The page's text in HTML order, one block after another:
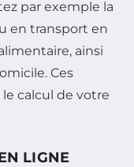
par exemple la
en transport en
ainsi
Ces
calcul de votre
LIGNE